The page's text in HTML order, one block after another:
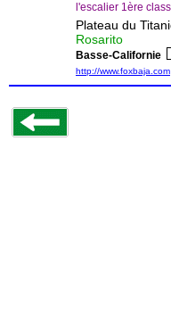
l'escalier 1ère
Plateau du
Rosarito
Basse-Californie
http://www.foxbaja.com